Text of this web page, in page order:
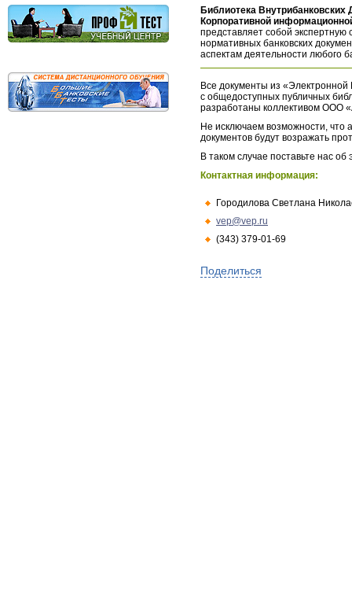
Библиотека
Корпоративной
представляет собой экспертную
нормативных банковских
аспектам деятельности любого
Все документы из «Электронной
с общедоступных публичных
разработаны коллективом ООО
Не исключаем возможности, что
документов будут возражать
В таком случае поставьте нас
Контактная информация:
Городилова Светлана
vep@vep.ru
(343) 379-01-69
Поделиться